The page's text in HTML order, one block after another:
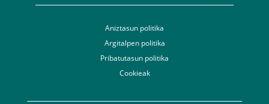
Aniztasun politika
Argitalpen politika
Pribatutasun politika
Cookieak